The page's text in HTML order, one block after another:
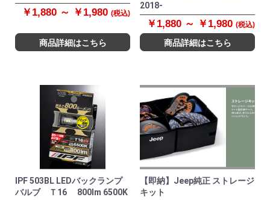
￥1,880 ～ ￥1,980 (税込)
商品詳細はこちら
2018-
￥1,880 ～ ￥1,980 (税込)
商品詳細はこちら
IPF 503BL LEDバックランプ
バルブ Ｔ16 800lm 6500K
【即納】Jeep純正 ストレージ
キット